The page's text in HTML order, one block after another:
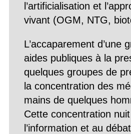
l’artificialisation et
vivant (OGM, NTG,
L’accaparement d’une
aides publiques à la
quelques groupes de
la concentration des
mains de quelques
Cette concentration
l’information et au